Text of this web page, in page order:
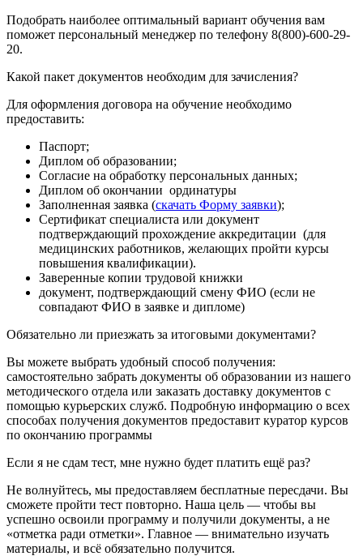
Подобрать наиболее оптимальный вариант обучения вам
поможет персональный менеджер по телефону 8(800)-600-29-
20.
Какой пакет документов необходим для зачисления?
Для оформления договора на обучение необходимо
предоставить:
Паспорт;
Диплом об образовании;
Согласие на обработку персональных данных;
Диплом об окончании ординатуры
Заполненная заявка (скачать Форму заявки);
Сертификат специалиста или документ
подтверждающий прохождение аккредитации (для
медицинских работников, желающих пройти курсы
повышения квалификации).
Заверенные копии трудовой книжки
документ, подтверждающий смену ФИО (если не
совпадают ФИО в заявке и дипломе)
Обязательно ли приезжать за итоговыми документами?
Вы можете выбрать удобный способ получения:
самостоятельно забрать документы об образовании из нашего
методического отдела или заказать доставку документов с
помощью курьерских служб. Подробную информацию о всех
способах получения документов предоставит куратор курсов
по окончанию программы
Если я не сдам тест, мне нужно будет платить ещё раз?
Не волнуйтесь, мы предоставляем бесплатные пересдачи. Вы
сможете пройти тест повторно. Наша цель — чтобы вы
успешно освоили программу и получили документы, а не
«отметка ради отметки». Главное — внимательно изучать
материалы, и всё обязательно получится.